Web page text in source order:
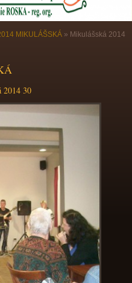
MIKULÁŠSKÁ » Mikulášská 2014
2014 30